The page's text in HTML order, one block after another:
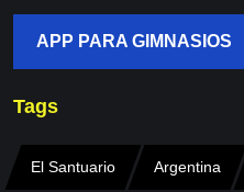
APP PARA GIMNASIOS
Tags
El Santuario Argentina